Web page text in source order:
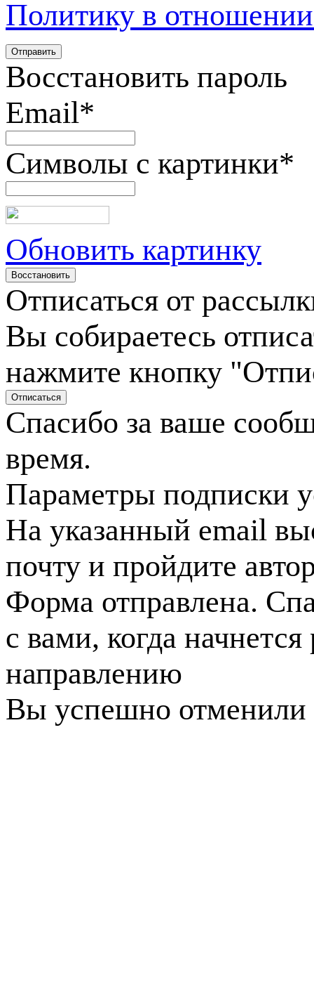
Политику в
Восстановить пароль
Email*
Символы с картинки*
Обновить картинку
Отписаться от
Вы собираетесь
нажмите кнопку
Спасибо за ваше
время.
Параметры подписки
На указанный email
почту и пройдите
Форма отправлена.
с вами, когда
направлению
Вы успешно отменили